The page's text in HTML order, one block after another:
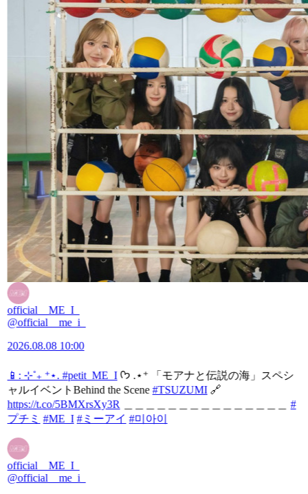
official__ME_I_
@official__me_i_
2026.08.08 10:00
📱: ⊹˚₊ ⁺⋆.#petit_ME_Iᡣ𐭩 .⋆⁺ 「モアナと伝説の海」スペシ
ャルイベントBehind the Scene#TSUZUMI🔗
https://t.co/5BMXrsXy3R ＿＿＿＿＿＿＿＿＿＿＿＿＿＿＿#
プチミ #ME_I #ミーアイ #미아이
official__ME_I_
@official__me_i_